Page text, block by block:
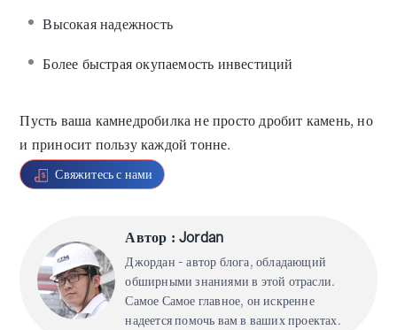
Высокая надежность
Более быстрая окупаемость инвестиций
Пусть ваша камнедробилка не просто дробит камень, но
и приносит пользу каждой тонне.
Свяжитесь с нами
Автор : Jordan
Джордан - автор блога, обладающий
обширными знаниями в этой отрасли.
Самое Самое главное, он искренне
надеется помочь вам в ваших проектах.